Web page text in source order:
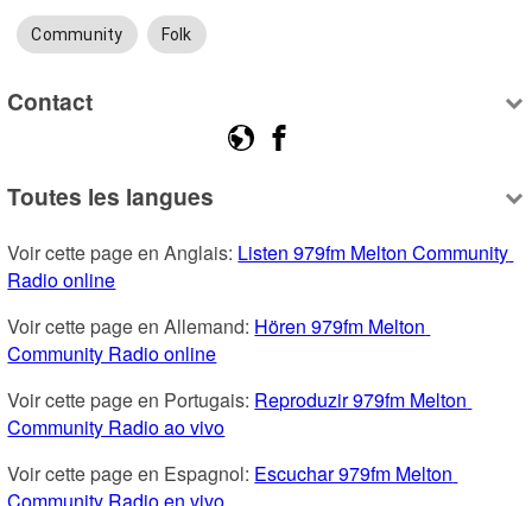
Community Folk
Contact
Toutes les langues
Voir cette page en Anglais: Listen 979fm Melton Community
Radio online
Voir cette page en Allemand: Hören 979fm Melton
Community Radio online
Voir cette page en Portugais: Reproduzir 979fm Melton
Community Radio ao vivo
Voir cette page en Espagnol: Escuchar 979fm Melton
Community Radio en vivo